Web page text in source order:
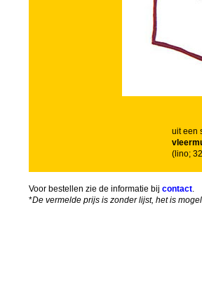
uit een
(lino;
Voor bestellen zie de informatie bij contact.
*De vermelde prijs is zonder lijst, het is